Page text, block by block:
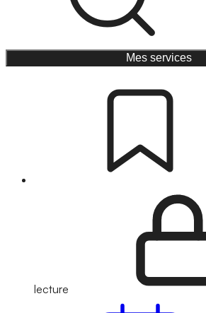
Mes services
lecture